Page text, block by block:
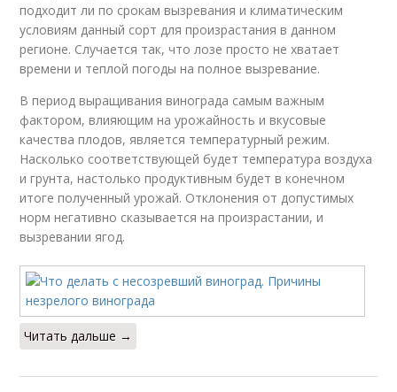
подходит ли по срокам вызревания и климатическим
условиям данный сорт для произрастания в данном
регионе. Случается так, что лозе просто не хватает
времени и теплой погоды на полное вызревание.
В период выращивания винограда самым важным
фактором, влияющим на урожайность и вкусовые
качества плодов, является температурный режим.
Насколько соответствующей будет температура воздуха
и грунта, настолько продуктивным будет в конечном
итоге полученный урожай. Отклонения от допустимых
норм негативно сказывается на произрастании, и
вызревании ягод.
Читать дальше →